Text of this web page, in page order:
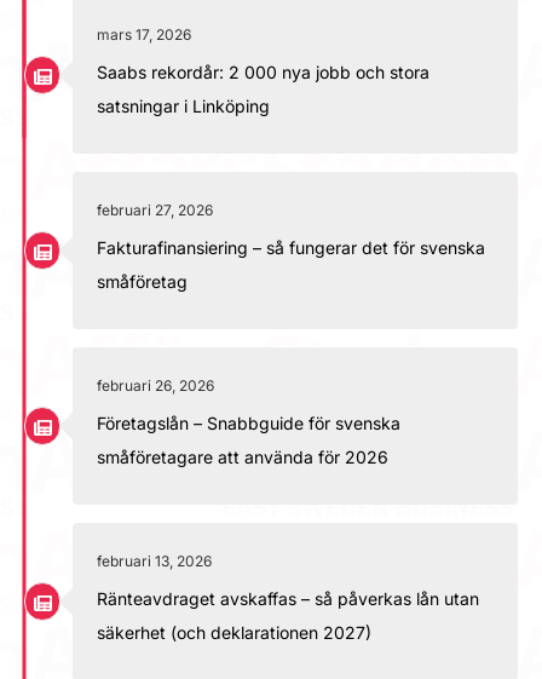
mars 17, 2026
Saabs rekordår: 2 000 nya jobb och stora
satsningar i Linköping
februari 27, 2026
Fakturafinansiering – så fungerar det för svenska
småföretag
februari 26, 2026
Företagslån – Snabbguide för svenska
småföretagare att använda för 2026
februari 13, 2026
Ränteavdraget avskaffas – så påverkas lån utan
säkerhet (och deklarationen 2027)